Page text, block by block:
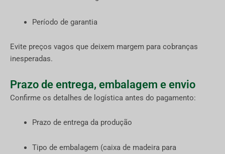
Período de garantia
Evite preços vagos que deixem margem para cobranças
inesperadas.
Prazo de entrega, embalagem e envio
Confirme os detalhes de logística antes do pagamento:
Prazo de entrega da produção
Tipo de embalagem (caixa de madeira para